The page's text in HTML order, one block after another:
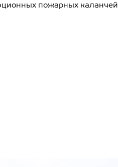
пожарных каланчей